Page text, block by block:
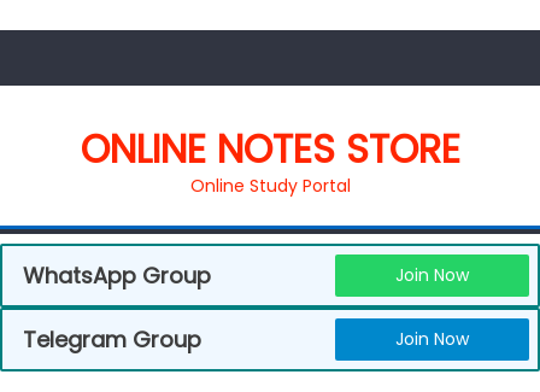
ONLINE NOTES STORE
Online Study Portal
WhatsApp Group Join Now
Telegram Group Join Now